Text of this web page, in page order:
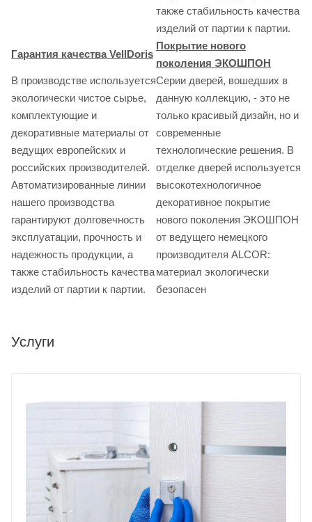
также стабильность качества
изделий от партии к партии.
Гарантия качества VellDoris
Покрытие нового
поколения ЭКОШПОН
В производстве используется
экологически чистое сырье,
комплектующие и
декоративные материалы от
ведущих европейских и
российских производителей.
Автоматизированные линии
нашего производства
гарантируют долговечность
эксплуатации, прочность и
надежность продукции, а
также стабильность качества
изделий от партии к партии.
Серии дверей, вошедших в
данную коллекцию, - это не
только красивый дизайн, но и
современные
технологические решения. В
отделке дверей используется
высокотехнологичное
декоративное покрытие
нового поколения ЭКОШПОН
от ведущего немецкого
производителя ALCOR:
материал экологически
безопасен
Услуги